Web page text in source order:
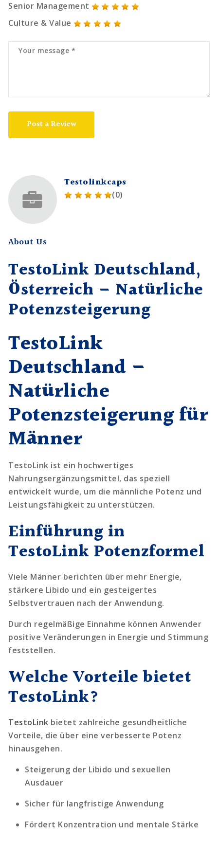
Senior Management
Culture & Value
Post a Review
Testolinkcaps
(0)
About Us
TestoLink Deutschland,
Österreich – Natürliche
Potenzsteigerung
TestoLink
Deutschland –
Natürliche
Potenzsteigerung für
Männer
TestoLink ist ein hochwertiges
Nahrungsergänzungsmittel, das speziell
entwickelt wurde, um die männliche Potenz und
Leistungsfähigkeit zu unterstützen.
Einführung in
TestoLink Potenzformel
Viele Männer berichten über mehr Energie,
stärkere Libido und ein gesteigertes
Selbstvertrauen nach der Anwendung.
Durch regelmäßige Einnahme können Anwender
positive Veränderungen in Energie und Stimmung
feststellen.
Welche Vorteile bietet
TestoLink?
TestoLink bietet zahlreiche gesundheitliche
Vorteile, die über eine verbesserte Potenz
hinausgehen.
Steigerung der Libido und sexuellen
Ausdauer
Sicher für langfristige Anwendung
Fördert Konzentration und mentale Stärke